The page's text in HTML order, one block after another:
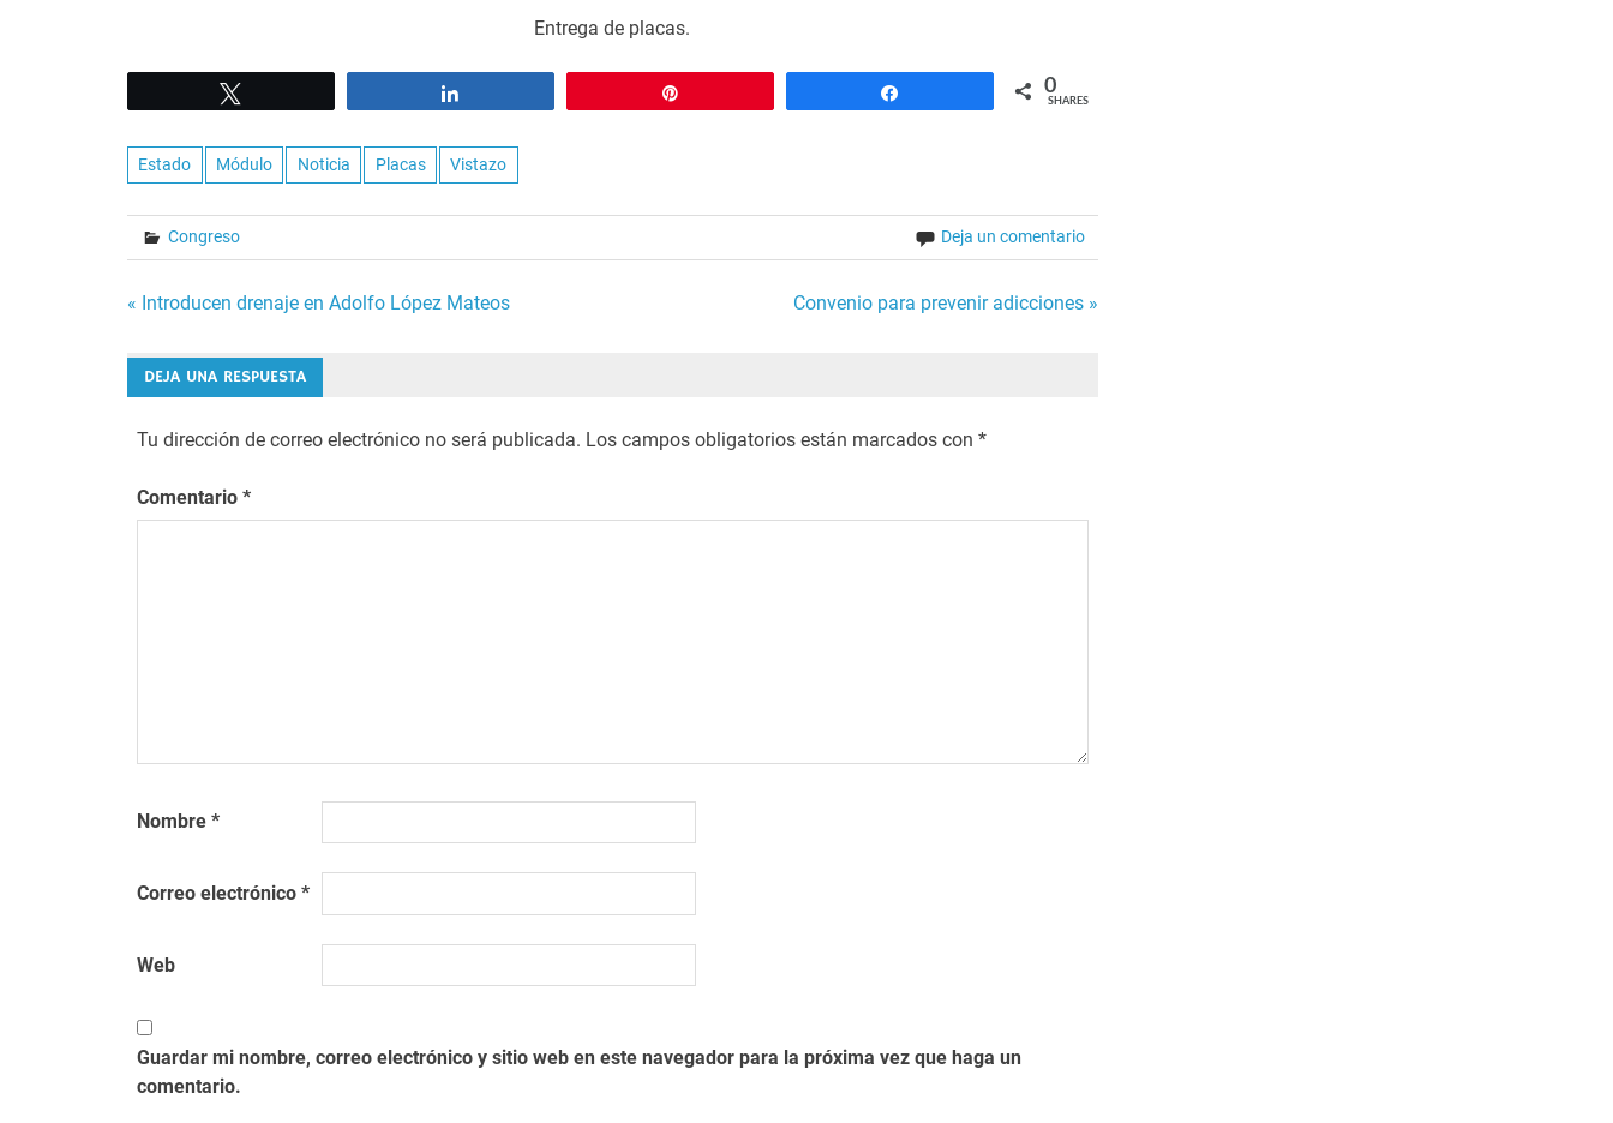
Entrega de placas.
0
SHARES
Estado Módulo Noticia Placas Vistazo
Congreso Deja un comentario
Navegación
de
entradas
« Introducen drenaje en Adolfo López Mateos Convenio para prevenir adicciones »
DEJA UNA RESPUESTA
Tu dirección de correo electrónico no será publicada. Los campos obligatorios están marcados con *
Comentario *
Nombre *
Correo electrónico *
Web
Guardar mi nombre, correo electrónico y sitio web en este navegador para la próxima vez que haga un
comentario.